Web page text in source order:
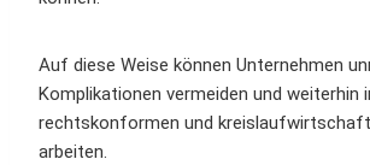
Auf diese Weise können Unternehmen
Komplikationen vermeiden und weiterhin
rechtskonformen und
arbeiten.